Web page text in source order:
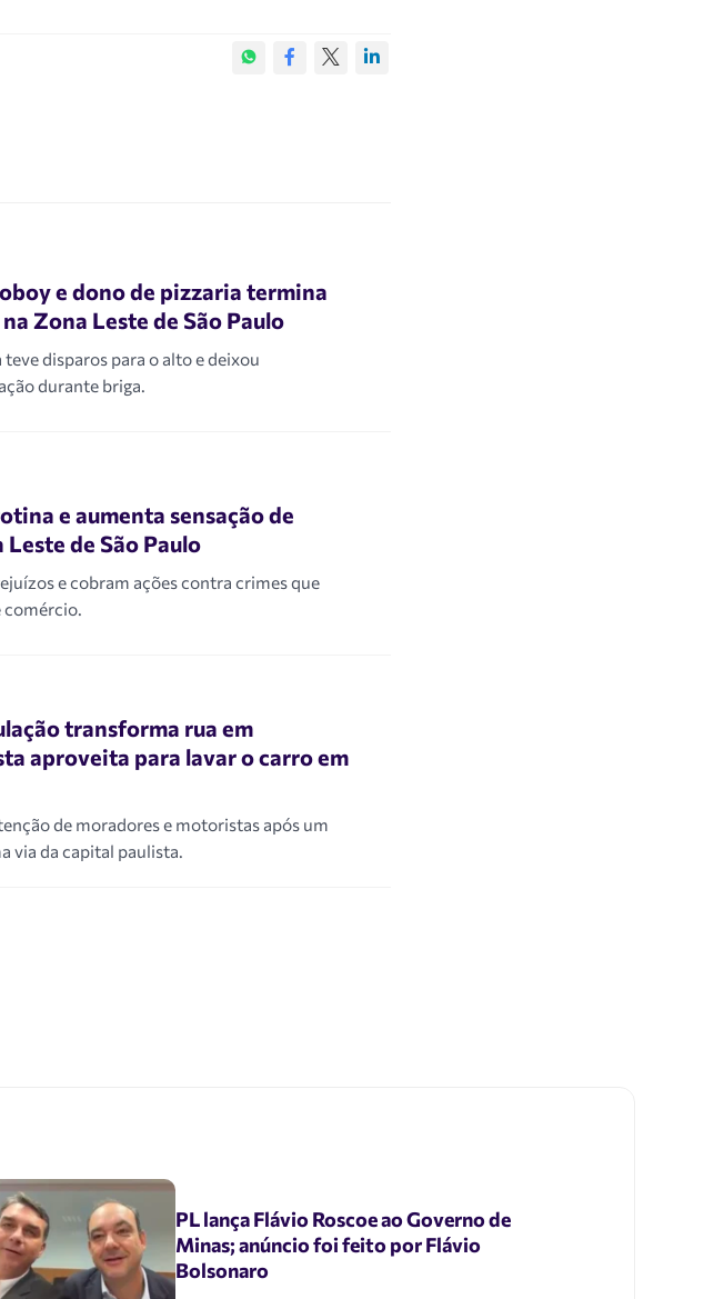
e dono de pizzaria termina
Zona Leste de São Paulo
disparos para o alto e deixou
durante briga.
e aumenta sensação de
de São Paulo
e cobram ações contra crimes que
transforma rua em
aproveita para lavar o carro em
de moradores e motoristas após um
via da capital paulista.
PL lança Flávio Roscoe ao Governo de
Minas; anúncio foi feito por Flávio
Bolsonaro